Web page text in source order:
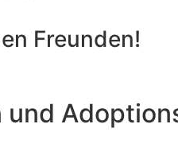
Freunden!
und